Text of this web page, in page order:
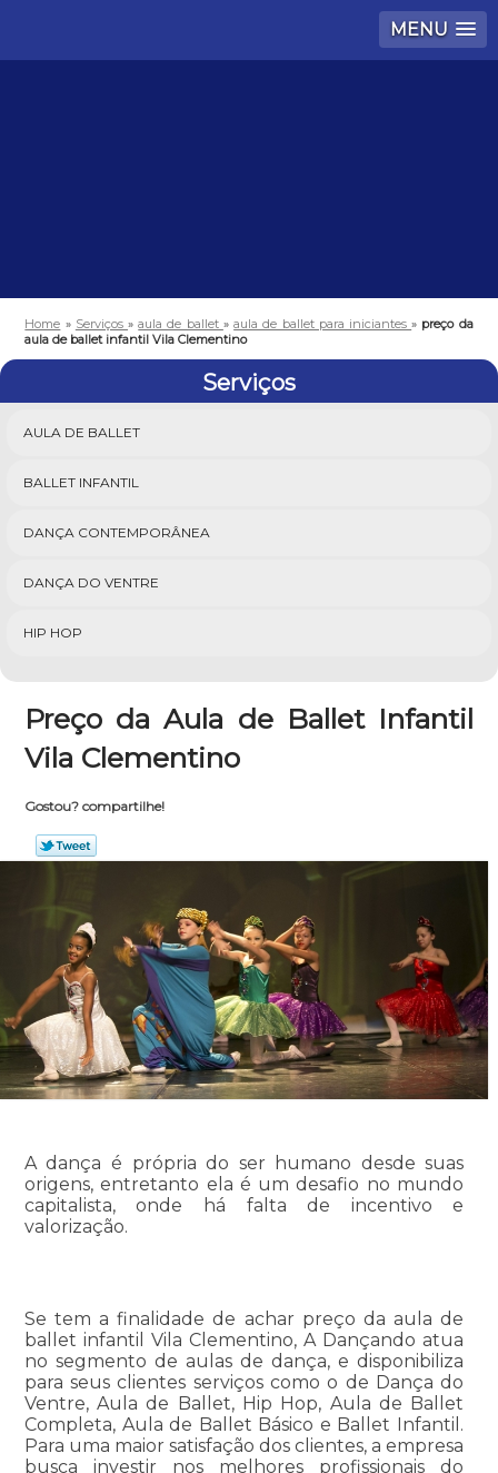
MENU
Home » Serviços»aula de ballet »aula de ballet para iniciantes» preço da
aula de ballet infantil Vila Clementino
Serviços
AULA DE BALLET
BALLET INFANTIL
DANÇA CONTEMPORÂNEA
DANÇA DO VENTRE
HIP HOP
Preço da Aula de Ballet Infantil
Vila Clementino
Gostou? compartilhe!
A dança é própria do ser humano desde suas
origens, entretanto ela é um desafio no mundo
capitalista, onde há falta de incentivo e
valorização.
Se tem a finalidade de achar preço da aula de
ballet infantil Vila Clementino, A Dançando atua
no segmento de aulas de dança, e disponibiliza
para seus clientes serviços como o de Dança do
Ventre, Aula de Ballet, Hip Hop, Aula de Ballet
Completa, Aula de Ballet Básico e Ballet Infantil.
Para uma maior satisfação dos clientes, a empresa
busca investir nos melhores profissionais do